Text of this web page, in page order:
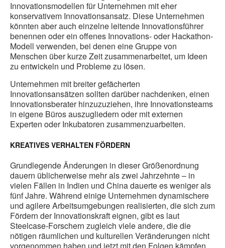
Innovationsmodellen für Unternehmen mit eher
konservativem Innovationsansatz. Diese Unternehmen
könnten aber auch einzelne leitende Innovationsführer
benennen oder ein offenes Innovations- oder Hackathon-
Modell verwenden, bei denen eine Gruppe von
Menschen über kurze Zeit zusammenarbeitet, um Ideen
zu entwickeln und Probleme zu lösen.
Unternehmen mit breiter gefächerten
Innovationsansätzen sollten darüber nachdenken, einen
Innovationsberater hinzuzuziehen, ihre Innovationsteams
in eigene Büros auszugliedern oder mit externen
Experten oder Inkubatoren zusammenzuarbeiten.
KREATIVES VERHALTEN FÖRDERN
Grundlegende Änderungen in dieser Größenordnung
dauern üblicherweise mehr als zwei Jahrzehnte – in
vielen Fällen in Indien und China dauerte es weniger als
fünf Jahre. Während einige Unternehmen dynamischere
und agilere Arbeitsumgebungen realisierten, die sich zum
Fördern der Innovationskraft eignen, gibt es laut
Steelcase-Forschern zugleich viele andere, die die
nötigen räumlichen und kulturellen Veränderungen nicht